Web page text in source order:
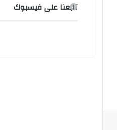
تابعنا على فيسبوك